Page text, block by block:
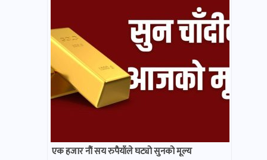
एक हजार नौं सय रुपैयाँले घट्यो सुनको मूल्य